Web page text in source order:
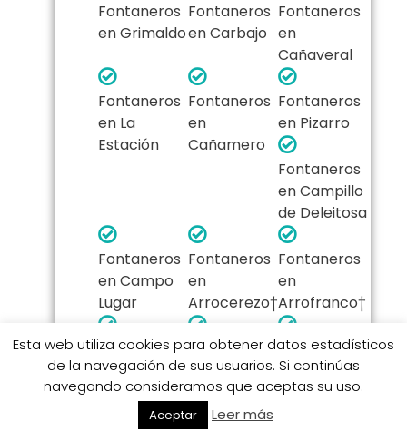
Fontaneros
en Grimaldo
Fontaneros
en Carbajo
Fontaneros
en
Cañaveral
Fontaneros
en La
Estación
Fontaneros
en
Cañamero
Fontaneros
en Pizarro
Fontaneros
en Campillo
de Deleitosa
Fontaneros
en Campo
Lugar
Fontaneros
en
Arrocerezo†
Fontaneros
en
Arrofranco†
Fontaneros
en Riomalo
de Abajo
Fontaneros
en Huerta
Fontaneros
en
Cambroncin
Esta web utiliza cookies para obtener datos estadísticos
de la navegación de sus usuarios. Si continúas
navegando consideramos que aceptas su uso.
Aceptar Leer más